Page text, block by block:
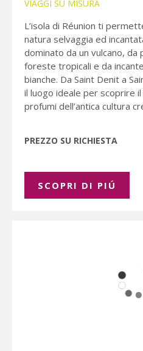
VIAGGI SU MISURA
L’isola di Réunion ti
natura selvaggia ed
dominato da un vulcano, da
foreste tropicali e da
bianche. Da Saint Denit a
il luogo ideale per scoprire
profumi dell’antica cultura
PREZZO SU RICHIESTA
SCOPRI DI PIÚ